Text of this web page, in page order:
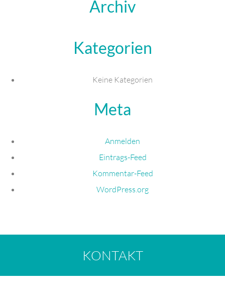
Archiv
Kategorien
Keine Kategorien
Meta
Anmelden
Eintrags-Feed
Kommentar-Feed
WordPress.org
KONTAKT